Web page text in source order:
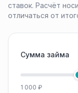
ставок. Расчёт
отличаться от
Сумма займа
1 000 ₽